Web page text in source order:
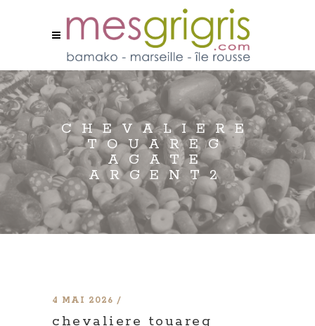
CHEVALIERE
TOUAREG
AGATE
ARGENT2
4 MAI 2026
chevaliere touareg